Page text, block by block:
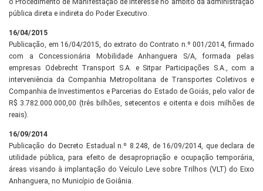
o Procedimento de Manifestação de Interesse no âmbito da administração
pública direta e indireta do Poder Executivo.
16/04/2015
Publicação, em 16/04/2015, do extrato do Contrato n.º 001/2014, firmado
com a Concessionária Mobilidade Anhanguera S/A, formada pelas
empresas Odebrecht Transport S.A. e Sitpar Participações S.A., com a
interveniência da Companhia Metropolitana de Transportes Coletivos e
Companhia de Investimentos e Parcerias do Estado de Goiás, pelo valor de
R$ 3.782.000.000,00 (três bilhões, setecentos e oitenta e dois milhões de
reais).
16/09/2014
Publicação do Decreto Estadual n.º 8.248, de 16/09/2014, que declara de
utilidade pública, para efeito de desapropriação e ocupação temporária,
áreas visando à implantação do Veículo Leve sobre Trilhos (VLT) do Eixo
Anhanguera, no Município de Goiânia.